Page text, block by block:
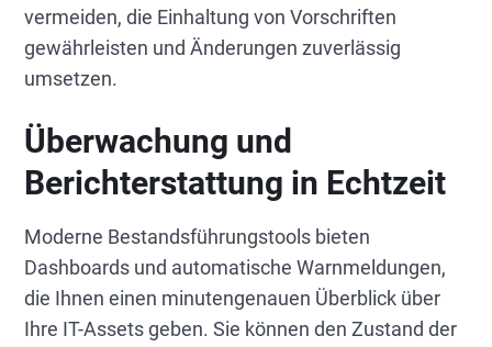
vermeiden, die Einhaltung von Vorschriften
gewährleisten und Änderungen zuverlässig
umsetzen.
Überwachung und
Berichterstattung in Echtzeit
Moderne Bestandsführungstools bieten
Dashboards und automatische Warnmeldungen,
die Ihnen einen minutengenauen Überblick über
Ihre IT-Assets geben. Sie können den Zustand der